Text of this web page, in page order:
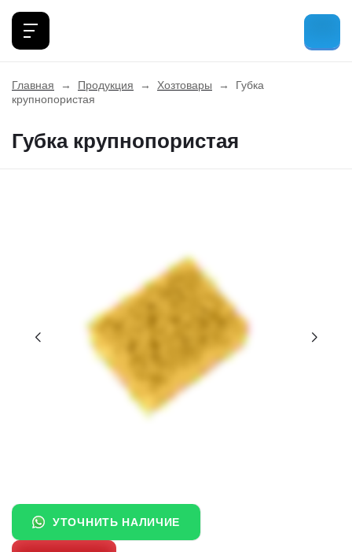
Главная → Продукция → Хозтовары →
Губка
крупнопористая
Губка крупнопористая
УТОЧНИТЬ НАЛИЧИЕ